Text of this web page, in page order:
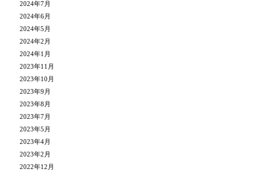
2024年7月
2024年6月
2024年5月
2024年2月
2024年1月
2023年11月
2023年10月
2023年9月
2023年8月
2023年7月
2023年5月
2023年4月
2023年2月
2022年12月